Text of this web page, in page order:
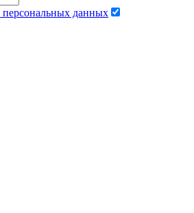
персональных данных